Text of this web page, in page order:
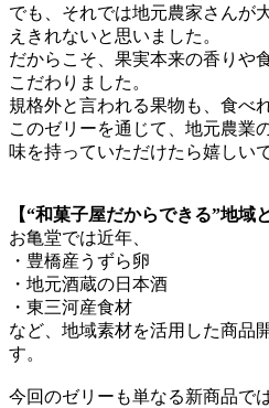
でも、それでは地元農家さんが
えきれないと思いました。
だからこそ、果実本来の香りや
こだわりました。
規格外と言われる果物も、食べ
このゼリーを通じて、地元農業
味を持っていただけたら嬉しい
【“和菓子屋だからできる”地域
お亀堂では近年、
・豊橋産うずら卵
・地元酒蔵の日本酒
・東三河産食材
など、地域素材を活用した商品
す。
今回のゼリーも単なる新商品で